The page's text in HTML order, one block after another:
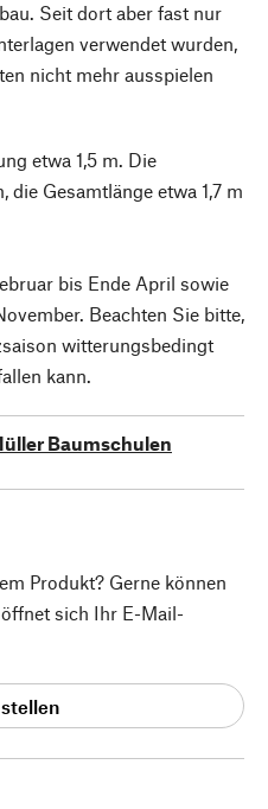
Seit dort aber fast nur
verwendet wurden,
nicht mehr ausspielen
etwa 1,5 m. Die
die Gesamtlänge etwa 1,7 m
bis Ende April sowie
Beachten Sie bitte,
witterungsbedingt
kann.
Baumschulen
Produkt? Gerne können
sich Ihr E-Mail-